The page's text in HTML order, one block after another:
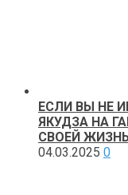
ЕСЛИ ВЫ НЕ
ЯКУДЗА НА
СВОЕЙ
04.03.2025 0